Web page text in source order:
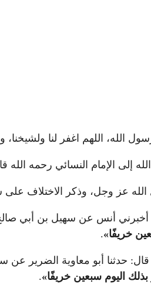
الله، اللهم اغفر لنا
إلى الإمام النسائي رحمه الله
عز وجل، وذكر الاختلاف
أخبرني أنس عن سهيل بن أبي
خريفًا»
.
قال: حدثنا أبو معاوية الضرير
بذلك اليوم سبعين خريفًا»
.